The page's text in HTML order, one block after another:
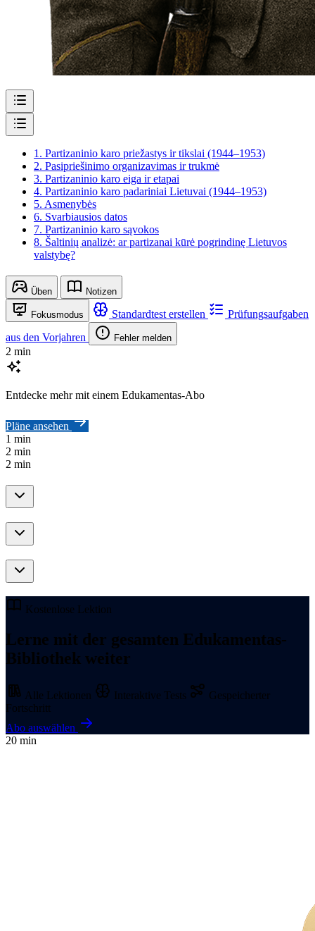
1. Partizaninio karo priežastys ir tikslai (1944–1953)
2. Pasipriešinimo organizavimas ir trukmė
3. Partizaninio karo eiga ir etapai
4. Partizaninio karo padariniai Lietuvai (1944–1953)
5. Asmenybės
6. Svarbiausios datos
7. Partizaninio karo sąvokos
8. Šaltinių analizė: ar partizanai kūrė pogrindinę Lietuvos
valstybę?
Üben Notizen
Fokusmodus Standardtest erstellen
Prüfungsaufgaben
aus den Vorjahren
Fehler melden
2 min
Entdecke mehr mit einem Edukamentas-Abo
Pläne ansehen
1 min
2 min
2 min
Kostenlose Lektion
Lerne mit der gesamten Edukamentas-
Bibliothek weiter
Alle Lektionen Interaktive Tests
Gespeicherter
Fortschritt
Abo auswählen
20 min